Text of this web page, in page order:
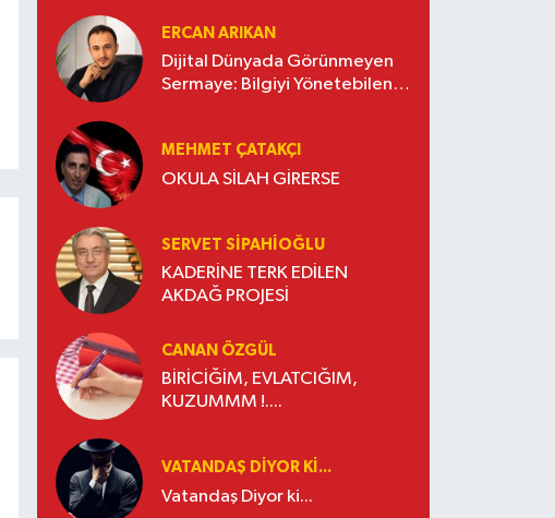
ERCAN ARIKAN
Dijital Dünyada Görünmeyen
Sermaye: Bilgiyi Yönetebilen
MEHMET ÇATAKÇI
OKULA SİLAH GİRERSE
SERVET SİPAHİOĞLU
KADERİNE TERK EDİLEN
AKDAĞ PROJESİ
CANAN ÖZGÜL
BİRİCİĞİM, EVLATCIĞIM,
KUZUMMM !....
VATANDAŞ DIYOR KI...
Vatandaş Diyor ki...